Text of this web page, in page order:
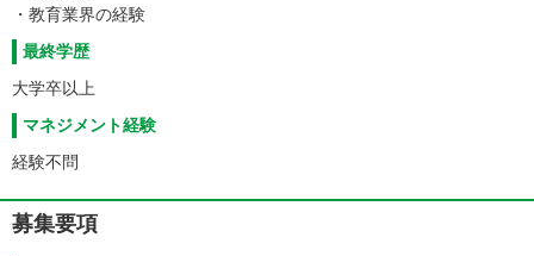
・教育業界の経験
最終学歴
大学卒以上
マネジメント経験
経験不問
募集要項